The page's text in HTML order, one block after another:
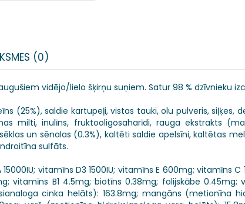
(0)
vidējo/lielo šķirņu suņiem. Satur 98 % dzīvnieku
(25%), saldie kartupeļi, vistas tauki, olu pulveris, siļķes,
milti, inulīns, fruktooligosaharīdi, rauga ekstrakts
un sēnalas (0.3%), kaltēti saldie apelsīni, kaltētas
sulfāts.
vitamīns D3 1500IU; vitamīns E 600mg; vitamīns
vitamīns B1 4.5mg; biotīns 0.38mg; folijskābe 0.45mg;
cinka helāts): 163.8mg; mangāns (metionīna